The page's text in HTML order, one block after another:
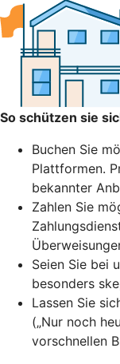
So schützen sie
Buchen Sie
Plattformen.
bekannter
Zahlen Sie
Seien Sie bei
besonders
Lassen Sie
(„Nur noch
vorschnellen